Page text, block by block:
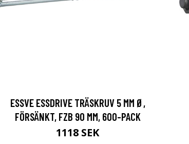
ESSVE ESSDRIVE TRÄSKRUV 5 MM Ø,
FÖRSÄNKT, FZB 90 MM, 600-PACK
1118 SEK